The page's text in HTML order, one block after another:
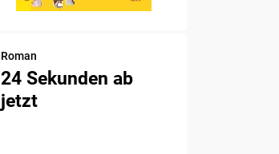
Roman
24 Sekunden ab
jetzt